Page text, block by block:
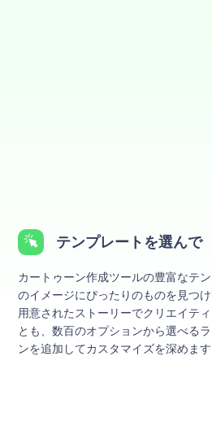
テンプレートを選んで
カートゥーン作成ツールの豊富なテ
のイメージにぴったりのものを見つ
用意されたストーリーでクリエイテ
とも、数百のオプションから選べる
ンを追加してカスタマイズを深めます